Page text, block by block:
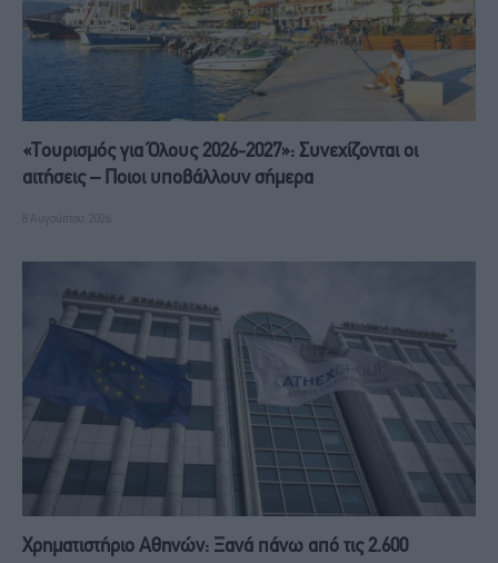
«Τουρισμός για Όλους 2026-2027»: Συνεχίζονται οι
αιτήσεις – Ποιοι υποβάλλουν σήμερα
8 Αυγούστου, 2026
Χρηματιστήριο Αθηνών: Ξανά πάνω από τις 2.600